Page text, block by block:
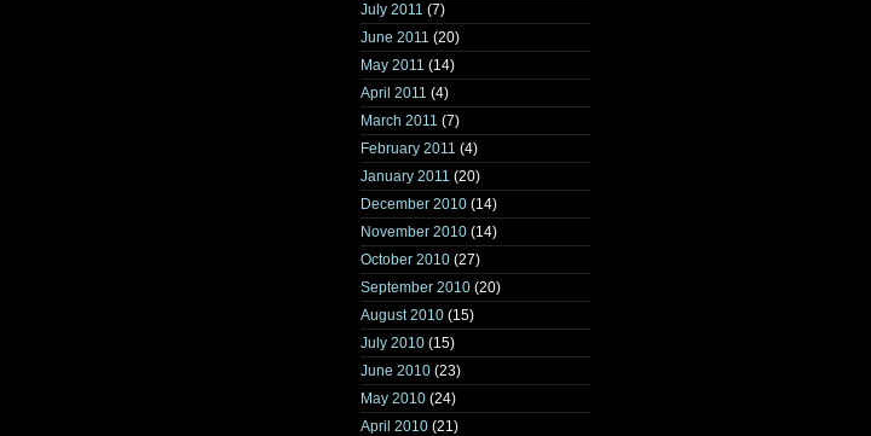
July 2011 (7)
June 2011 (20)
May 2011 (14)
April 2011 (4)
March 2011 (7)
February 2011 (4)
January 2011 (20)
December 2010 (14)
November 2010 (14)
October 2010 (27)
September 2010 (20)
August 2010 (15)
July 2010 (15)
June 2010 (23)
May 2010 (24)
April 2010 (21)